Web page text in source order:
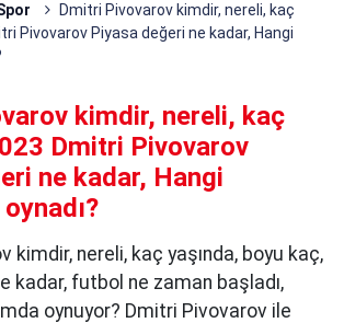
Dmitri Pivovarov kimdir, nereli, kaç
Pivovarov Piyasa değeri ne kadar, Hangi
kimdir, nereli, kaç
Dmitri Pivovarov
ne kadar, Hangi
kimdir, nereli, kaç yaşında, boyu kaç,
kadar, futbol ne zaman başladı,
oynuyor? Dmitri Pivovarov ile